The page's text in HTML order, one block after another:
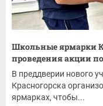
Школьные ярмарки
проведения акции
В преддверии нового
Красногорска
ярмарках, чтобы...